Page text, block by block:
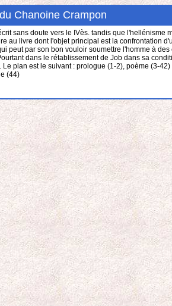
Chanoine Crampon
sans doute vers le IVès. tandis que
au livre dont l'objet principal est la confrontation
par son bon vouloir soumettre l'homme à
dans le rétablissement de Job dans sa
plan est le suivant : prologue (1-2), poème (3-
(44)